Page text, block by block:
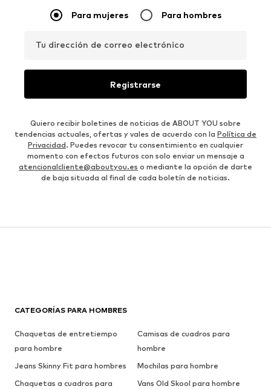
Para mujeres Para hombres
Tu dirección de correo electrónico
Registrarse
Quiero recibir boletines de noticias de ABOUT YOU sobre
tendencias actuales, ofertas y vales de acuerdo con la Política de
Privacidad. Puedes revocar tu consentimiento en cualquier
momento con efectos futuros con solo enviar un mensaje a
atencionalcliente@aboutyou.es o mediante la opción de darte
de baja situada al final de cada boletín de noticias.
CATEGORÍAS PARA HOMBRES
Chaquetas de entretiempo
para hombre
Camisas de cuadros para
hombre
Jeans Skinny Fit para hombres
Mochilas para hombre
Chaquetas a cuadros para
Vans Old Skool para hombre